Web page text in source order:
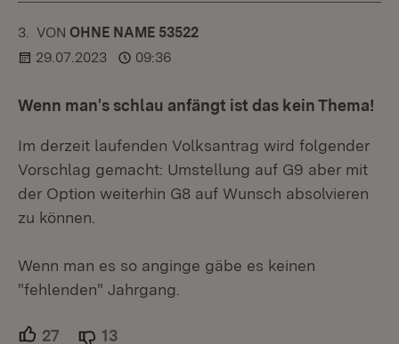
3. KOMMENTAR
VON :OHNE NAME 53522
29.07.2023
09:36
Wenn man's schlau anfängt ist das kein Thema!
Im derzeit laufenden Volksantrag wird folgender
Vorschlag gemacht: Umstellung auf G9 aber mit
der Option weiterhin G8 auf Wunsch absolvieren
zu können.
Wenn man es so anginge gäbe es keinen
"fehlenden" Jahrgang.
27 Unterstützer.
13